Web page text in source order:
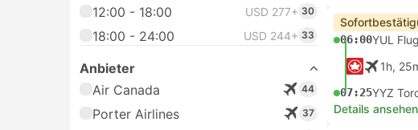
12:00 - 18:00 USD 277+ 30
18:00 - 24:00 USD 244+ 33
Anbieter
Air Canada
44
Porter Airlines 37
06:00YUL
1h,
07:25YYZ
Details ansehen